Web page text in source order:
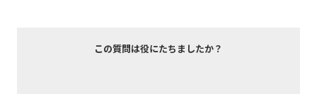
この質問は役にたちましたか？